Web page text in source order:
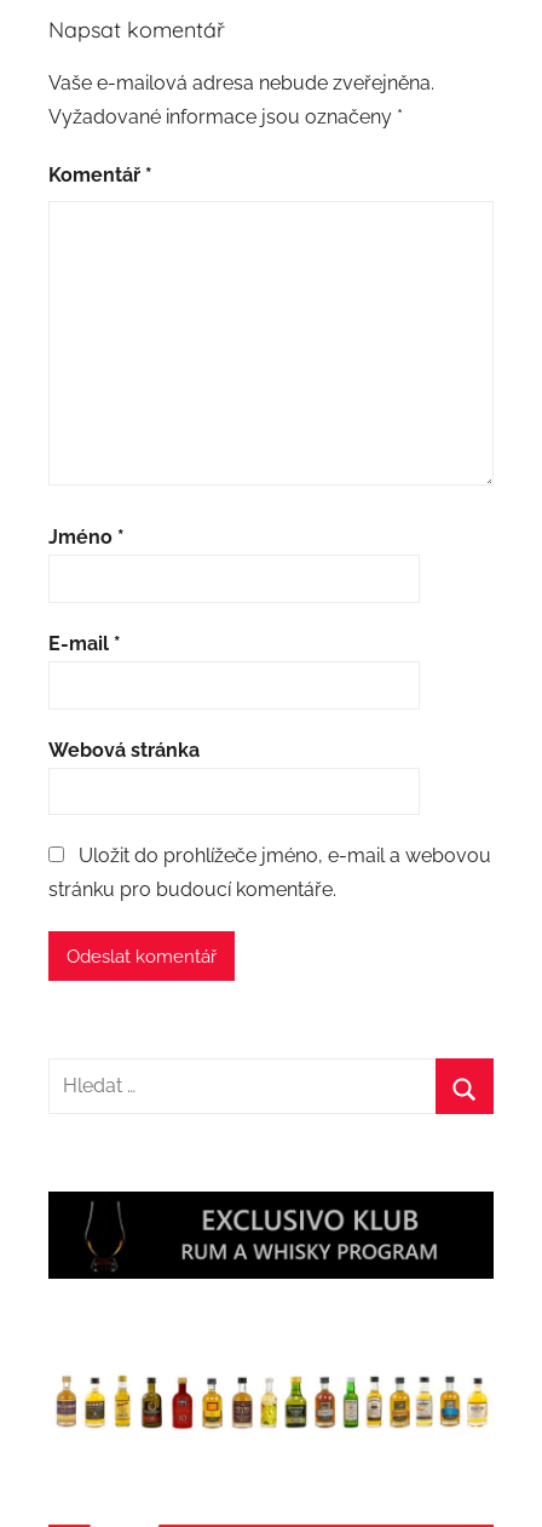
Napsat komentář
Vaše e-mailová adresa nebude zveřejněna.
Vyžadované informace jsou označeny *
Komentář *
Jméno *
E-mail *
Webová stránka
Uložit do prohlížeče jméno, e-mail a webovou
stránku pro budoucí komentáře.
Hledat: